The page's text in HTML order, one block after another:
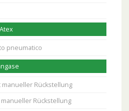
pneumatico
manueller Rückstellung
manueller Rückstellung